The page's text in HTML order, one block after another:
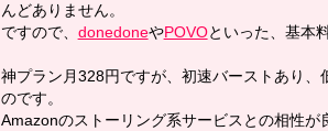
んどありません。
ですので、 donedoneやPOVOといった、基本
神プラン月328円ですが、初速バーストあり
のです。
Amazonのストーリング系サービスとの相性